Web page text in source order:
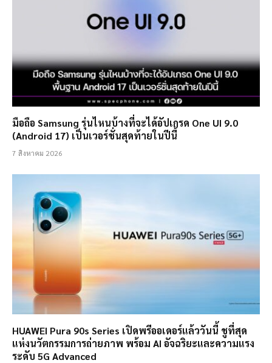
มือถือ Samsung รุ่นไหนบ้างที่จะได้อัปเกรด One UI 9.0
(Android 17) เป็นเวอร์ชั่นสุดท้ายในปีนี้
7 สิงหาคม 2026
HUAWEI Pura 90s Series เปิดพรีออเดอร์แล้ววันนี้ ชูที่สุด
แห่งนวัตกรรมการถ่ายภาพ พร้อม AI อัจฉริยะและความแรง
ระดับ 5G Advanced